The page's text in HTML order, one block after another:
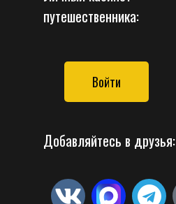
путешественника:
Войти
Добавляйтесь в друзья: